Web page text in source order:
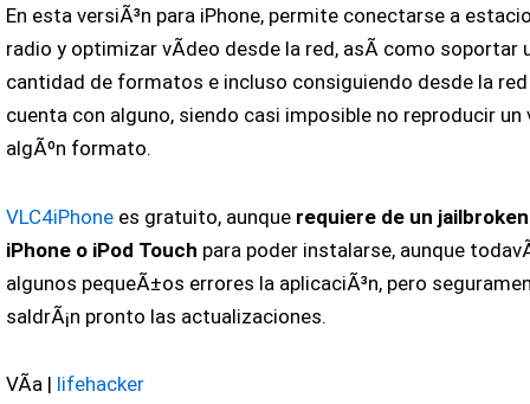
En esta versiÃ³n para iPhone, permite conectarse a
radio y optimizar vÃ­deo desde la red, asÃ­ como soportar
cantidad de formatos e incluso consiguiendo desde la
cuenta con alguno, siendo casi imposible no reproducir un
algÃºn formato.
VLC4iPhone es gratuito, aunque requiere de un
iPhone o iPod Touch para poder instalarse, aunque
algunos pequeÃ±os errores la aplicaciÃ³n, pero
saldrÃ¡n pronto las actualizaciones.
VÃ­a | lifehacker